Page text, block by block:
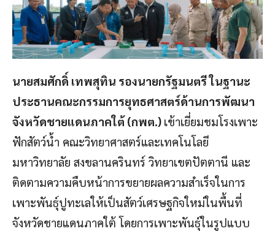
นายสมศักดิ์ เทพสุทิน รองนายกรัฐมนตรี ในฐานะ
ประธานคณะกรรมการยุทธศาสตร์ด้านการพัฒนา
จังหวัดชายแดนภาคใต้ (กพต.) เข้าเยี่ยมชมโรงเพาะ
ฟักสัตว์น้ำ คณะวิทยาศาสตร์และเทคโนโลยี
มหาวิทยาลัย สงขลานครินทร์ วิทยาเขตปัตตานี และ
ติดตามความคืบหน้าการขยายผลความสำเร็จในการ
เพาะพันธุ์ปูทะเลให้เป็นสัตว์เศรษฐกิจใหม่ในพื้นที่
จังหวัดชายแดนภาคใต้ โดยการเพาะพันธุ์ในรูปแบบ